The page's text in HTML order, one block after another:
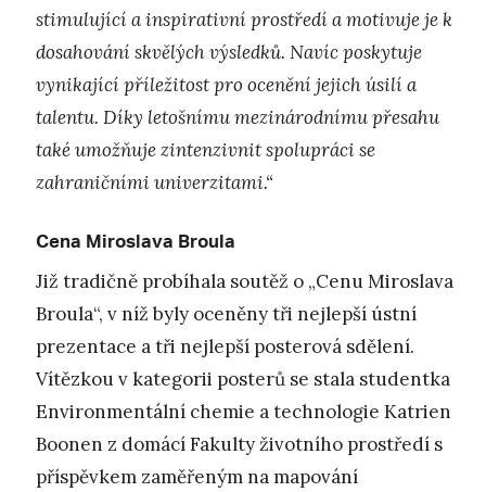
stimulující a inspirativní prostředí a motivuje je k
dosahování skvělých výsledků. Navíc poskytuje
vynikající příležitost pro ocenění jejich úsilí a
talentu. Díky letošnímu mezinárodnímu přesahu
také umožňuje zintenzivnit spolupráci se
zahraničními univerzitami.“
Cena Miroslava Broula
Již tradičně probíhala soutěž o „Cenu Miroslava
Broula“, v níž byly oceněny tři nejlepší ústní
prezentace a tři nejlepší posterová sdělení.
Vítězkou v kategorii posterů se stala studentka
Environmentální chemie a technologie Katrien
Boonen z domácí Fakulty životního prostředí s
příspěvkem zaměřeným na mapování